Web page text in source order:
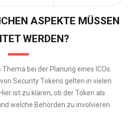
ASPEKTE MÜSSEN
WERDEN?
bei der Planung eines ICOs.
Security Tokens gelten in vielen
ist zu klären, ob der Token als
welche Behörden zu involvieren